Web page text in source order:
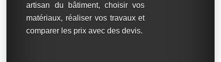
artisan du bâtiment, choisir vos
matériaux, réaliser vos travaux et
comparer les prix avec des devis.